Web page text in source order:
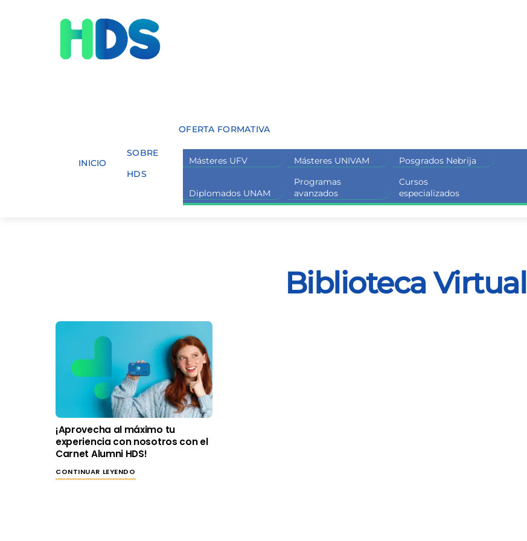
INICIO
SOBRE
HDS
OFERTA FORMATIVA
Másteres UFV Másteres UNIVAM Posgrados Nebrija
Diplomados UNAM
Programas
avanzados
Cursos
especializados
Biblioteca Virtual
¡Aprovecha al máximo tu
experiencia con nosotros con el
Carnet Alumni HDS!
CONTINUAR LEYENDO